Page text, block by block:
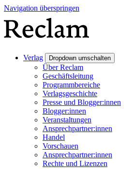
Navigation überspringen
Verlag Dropdown umschalten
Über Reclam
Geschäftsleitung
Programmbereiche
Verlagsgeschichte
Presse und Blogger:innen
Blogger:innen
Veranstaltungen
Ansprechpartner:innen
Handel
Vorschauen
Ansprechpartner:innen
Rechte und Lizenzen